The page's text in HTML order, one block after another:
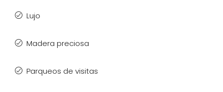
Lujo
Madera preciosa
Parqueos de visitas